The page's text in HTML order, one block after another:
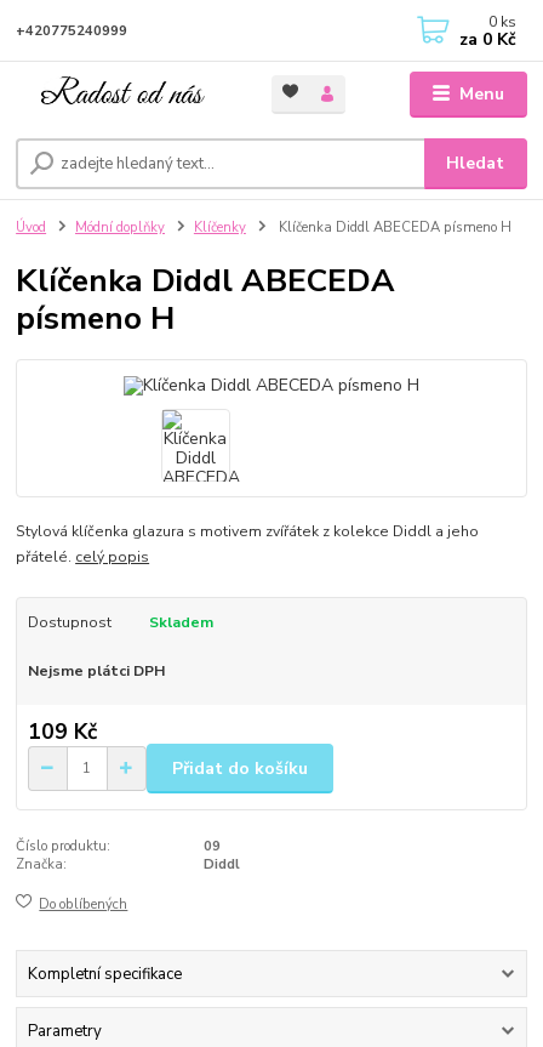
Menu
Hledat
+420775240999 0 ks
za 0 Kč
Úvod Módní doplňky Klíčenky Klíčenka Diddl ABECEDA písmeno H
Klíčenka Diddl ABECEDA
písmeno H
Stylová klíčenka glazura s motivem zvířátek z kolekce Diddl a jeho
přátelé. celý popis
Dostupnost Skladem
Nejsme plátci DPH
109 Kč
Přidat do košíku
Číslo produktu:
09
Značka:
Diddl
Do oblíbených
Kompletní specifikace
Parametry